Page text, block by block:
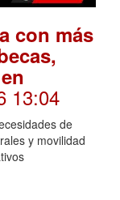
con más
13:04
de
y movilidad